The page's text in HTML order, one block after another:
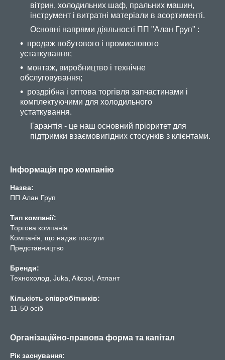
вітрин, холодильних шаф, пральних машин,
інструмент і витратні матеріали в асортименті.
Основні напрями діяльності ПП "Алан Груп" :
продаж побутового і промислового
устаткування;
монтаж, виробництво і технічне
обслуговування;
роздрібна і оптова торгівля запчастинами і
комплектуючими для холодильного
устаткування.
Гарантія - це наш основний пріоритет для
підтримки взаємовигідних стосунків з клієнтами.
Інформація про компанію
Назва:
ПП Алан Груп
Тип компанії:
Торгова компанія
Компанія, що надає послуги
Представництво
Бренди:
Технохолод, Juka, Aitcool, Атлант
Кількість співробітників:
11-50 осіб
Організаційно-правова форма та капітал
Рік заснування: